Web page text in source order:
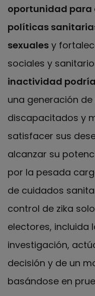
oportunidad
políticas
sexuales y
sociales y
inactividad
una generación
discapacitados y
satisfacer sus
alcanzar su
por la pesada
de cuidados
control de zika
electores, incluida
investigación,
decisión y de un
basándose en